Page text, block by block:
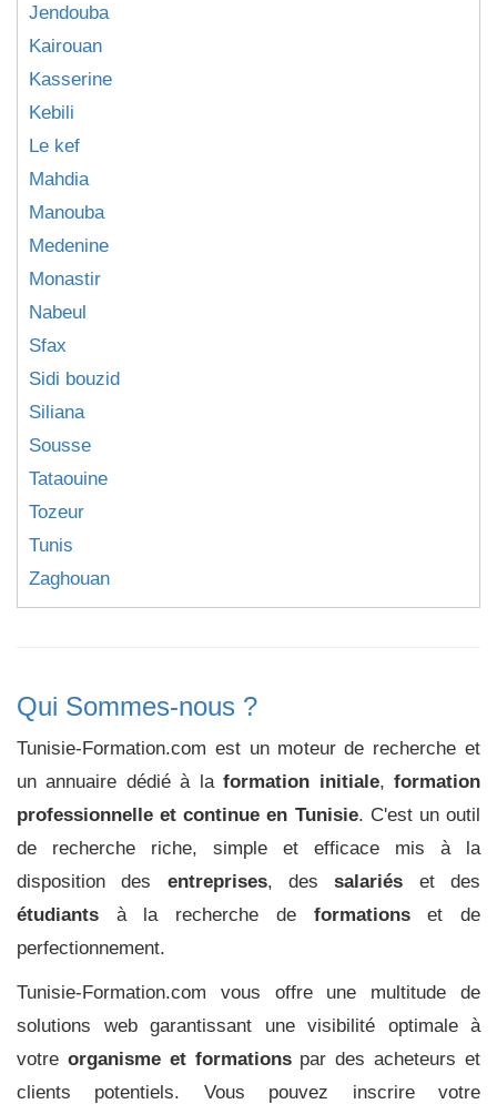
Jendouba
Kairouan
Kasserine
Kebili
Le kef
Mahdia
Manouba
Medenine
Monastir
Nabeul
Sfax
Sidi bouzid
Siliana
Sousse
Tataouine
Tozeur
Tunis
Zaghouan
Qui Sommes-nous ?
Tunisie-Formation.com est un moteur de recherche et
un annuaire dédié à laformation initiale,formation
professionnelle et continue en Tunisie. C'est un outil
de recherche riche, simple et efficace mis à la
disposition des entreprises, dessalariés et des
étudiants à la recherche de formationset de
perfectionnement.
Tunisie-Formation.com vous offre une multitude de
solutions web garantissant une visibilité optimale à
votre organisme et formationspar des acheteurs et
clients potentiels. Vous pouvez inscrire votre